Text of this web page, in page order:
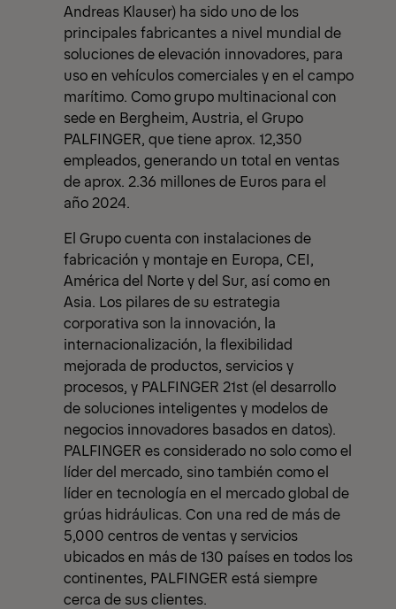
Andreas Klauser) ha sido uno de los
principales fabricantes a nivel mundial de
soluciones de elevación innovadores, para
uso en vehículos comerciales y en el campo
marítimo. Como grupo multinacional con
sede en Bergheim, Austria, el Grupo
PALFINGER, que tiene aprox. 12,350
empleados, generando un total en ventas
de aprox. 2.36 millones de Euros para el
año 2024.
El Grupo cuenta con instalaciones de
fabricación y montaje en Europa, CEI,
América del Norte y del Sur, así como en
Asia. Los pilares de su estrategia
corporativa son la innovación, la
internacionalización, la flexibilidad
mejorada de productos, servicios y
procesos, y PALFINGER 21st (el desarrollo
de soluciones inteligentes y modelos de
negocios innovadores basados en datos).
PALFINGER es considerado no solo como el
líder del mercado, sino también como el
líder en tecnología en el mercado global de
grúas hidráulicas. Con una red de más de
5,000 centros de ventas y servicios
ubicados en más de 130 países en todos los
continentes, PALFINGER está siempre
cerca de sus clientes.